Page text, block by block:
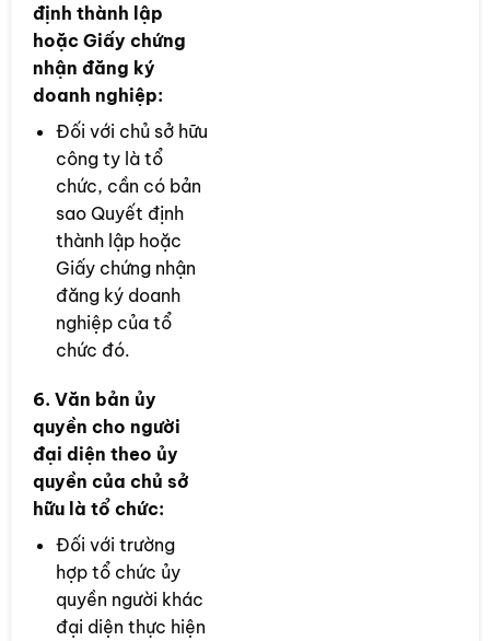
định thành lập
hoặc Giấy chứng
nhận đăng ký
doanh nghiệp:
Đối với chủ sở hữu
công ty là tổ
chức, cần có bản
sao Quyết định
thành lập hoặc
Giấy chứng nhận
đăng ký doanh
nghiệp của tổ
chức đó.
6. Văn bản ủy
quyền cho người
đại diện theo ủy
quyền của chủ sở
hữu là tổ chức:
Đối với trường
hợp tổ chức ủy
quyền người khác
đại diện thực hiện